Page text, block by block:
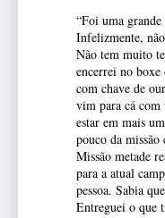
“Foi uma
Infelizmente,
Não tem muito
encerrei no
com chave de
vim para cá com
estar em mais
pouco da
Missão metade
para a atual
pessoa. Sabia
Entreguei o que